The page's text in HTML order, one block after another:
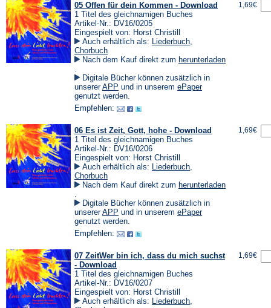
05 Offen für dein Kommen - Download
1 Titel des gleichnamigen Buches
Artikel-Nr.: DV16/0205
Eingespielt von: Horst Christill
Auch erhältlich als: Liederbuch,
Chorbuch
Nach dem Kauf direkt zum herunterladen
in
einem
neuen
Tab)
.
Digitale Bücher können zusätzlich in
unsererAPP (Öffnet
in
neuen
und in unserem ePaper(Öffnet
genutzt werden.
Empfehlen:
1,69€
06 Es ist Zeit, Gott, hohe - Download
1 Titel des gleichnamigen Buches
Artikel-Nr.: DV16/0206
Eingespielt von: Horst Christill
Auch erhältlich als: Liederbuch,
Chorbuch
Nach dem Kauf direkt zum herunterladen
in
einem
neuen
Tab)
.
Digitale Bücher können zusätzlich in
unsererAPP (Öffnet
in
neuen
und in unserem ePaper(Öffnet
genutzt werden.
Empfehlen:
1,69€
07 ZeitWer bin ich, dass du mich suchst
- Download
1 Titel des gleichnamigen Buches
Artikel-Nr.: DV16/0207
Eingespielt von: Horst Christill
Auch erhältlich als: Liederbuch,
1,69€